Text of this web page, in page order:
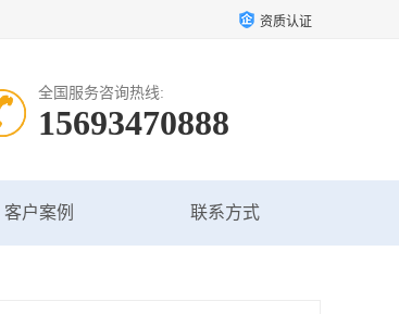
资质认证
全国服务咨询热线:
15693470888
客户案例 联系方式